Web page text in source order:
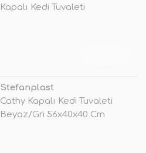
Kapalı Kedi Tuvaleti
Stefanplast
Cathy Kapalı Kedi Tuvaleti
Beyaz/Gri 56x40x40 Cm